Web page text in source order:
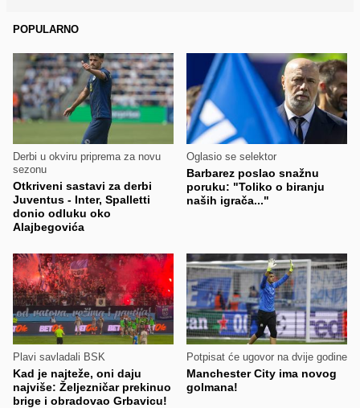
POPULARNO
Derbi u okviru priprema za novu
sezonu
Otkriveni sastavi za derbi
Juventus - Inter, Spalletti
donio odluku oko
Alajbegovića
Oglasio se selektor
Barbarez poslao snažnu
poruku: "Toliko o biranju
naših igrača..."
Plavi savladali BSK
Kad je najteže, oni daju
najviše: Željezničar prekinuo
brige i obradovao Grbavicu!
Potpisat će ugovor na dvije godine
Manchester City ima novog
golmana!